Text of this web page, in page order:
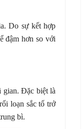
Do sự kết hợp
đậm hơn so với
gian. Đặc biệt là
loạn sắc tố trở
bì.